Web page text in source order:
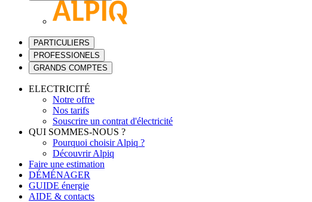
PARTICULIERS
PROFESSIONELS
GRANDS COMPTES
ELECTRICITÉ
Notre offre
Nos tarifs
Souscrire un contrat d'électricité
QUI SOMMES-NOUS ?
Pourquoi choisir Alpiq ?
Découvrir Alpiq
Faire une estimation
DÉMÉNAGER
GUIDE énergie
AIDE & contacts